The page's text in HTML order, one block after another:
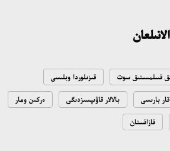
قىىلمىستىق سوت قىزىلوردا وبلىسى
قار بارىسى بالالار قاۋىپسىزدىگى ەركىن ومار
قازاقستان